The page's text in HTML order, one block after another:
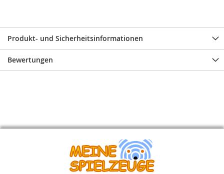
Produkt- und Sicherheitsinformationen
Bewertungen